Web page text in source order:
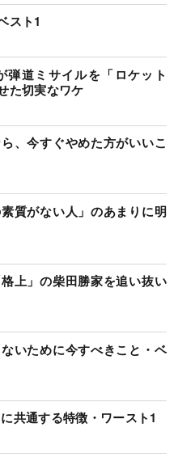
スト1
道ミサイルを「ロケット
た切実なワケ
、今すぐやめた方がいいこ
質がない人」のあまりに明
上」の柴田勝家を追い抜い
いために今すべきこと・ベ
共通する特徴・ワースト1